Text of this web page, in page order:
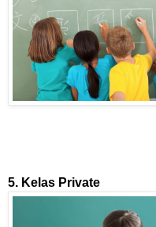
5. Kelas Private